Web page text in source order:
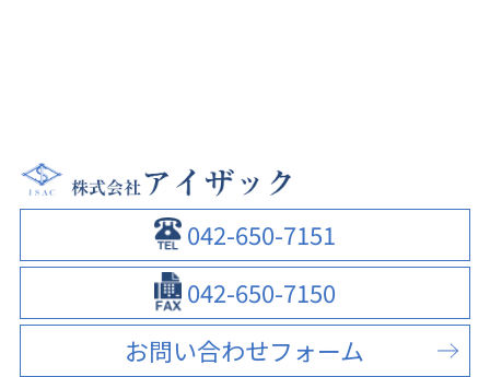
042-650-7151
042-650-7150
お問い合わせフォーム